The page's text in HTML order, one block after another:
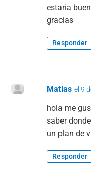
estaria
gracias
Responder
Matias el 9
hola me
saber
un plan de
Responder